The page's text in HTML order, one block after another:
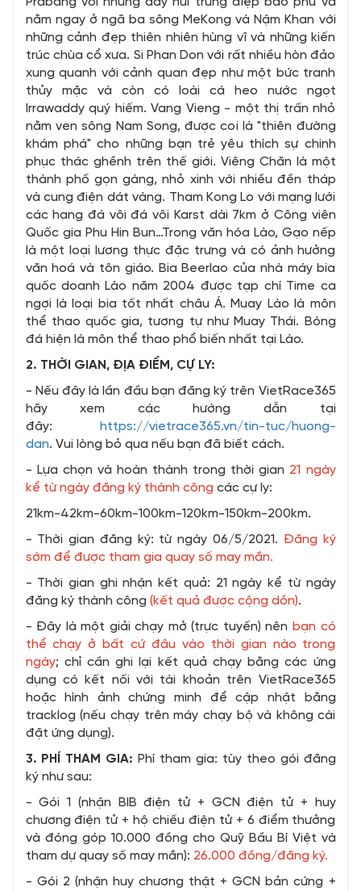
nằm ngay ở ngã ba sông MeKong và Nậm Khan với
những cảnh đẹp thiên nhiên hùng vĩ và những kiến
trúc chùa cổ xưa. Si Phan Don với rất nhiều hòn đảo
xung quanh với cảnh quan đẹp như một bức tranh
thủy mặc và còn có loài cá heo nước ngọt
Irrawaddy quý hiếm. Vang Vieng - một thị trấn nhỏ
nằm ven sông Nam Song, được coi là "thiên đường
khám phá" cho những bạn trẻ yêu thích sự chinh
phục thác ghềnh trên thế giới. Viêng Chăn là một
thành phố gọn gàng, nhỏ xinh với nhiều đền tháp
và cung điện dát vàng. Tham Kong Lo với mạng lưới
các hang đá vôi đá vôi Karst dài 7km ở Công viên
Quốc gia Phu Hin Bun…Trong văn hóa Lào, Gạo nếp
là một loại lương thực đặc trưng và có ảnh hưởng
văn hoá và tôn giáo. Bia Beerlao của nhà máy bia
quốc doanh Lào năm 2004 được tạp chí Time ca
ngợi là loại bia tốt nhất châu Á. Muay Lào là môn
thể thao quốc gia, tương tự như Muay Thái. Bóng
đá hiện là môn thể thao phổ biến nhất tại Lào.
2. THỜI GIAN, ĐỊA ĐIỂM, CỰ LY:
- Nếu đây là lần đầu bạn đăng ký trên VietRace365
hãy xem các hướng dẫn tại
đây:
https://vietrace365.vn/tin-tuc/huong-
dan. Vui lòng bỏ qua nếu bạn đã biết cách.
- Lựa chọn và hoàn thành trong thời gian 21 ngày
kể từ ngày đăng ký thành công các cự ly:
21km-42km-60km-100km-120km-150km-200km.
- Thời gian đăng ký: từ ngày 06/5/2021. Đăng ký
sớm để được tham gia quay số may mắn.
- Thời gian ghi nhận kết quả: 21 ngày kể từ ngày
đăng ký thành công (kết quả được cộng dồn).
- Đây là một giải chạy mở (trực tuyến) nên bạn có
thể chạy ở bất cứ đâu vào thời gian nào trong
ngày; chỉ cần ghi lại kết quả chạy bằng các ứng
dụng có kết nối với tài khoản trên VietRace365
hoặc hình ảnh chứng minh để cập nhật bằng
tracklog (nếu chạy trên máy chạy bộ và không cài
đặt ứng dụng).
3. PHÍ THAM GIA: Phí tham gia: tùy theo gói đăng
ký như sau:
- Gói 1 (nhận BIB điện tử + GCN điện tử + huy
chương điện tử + hộ chiếu điện tử + 6 điểm thưởng
và đóng góp 10.000 đồng cho Quỹ Bầu Bí Việt và
tham dự quay số may mắn): 26.000 đồng/đăng ký.
- Gói 2 (nhận huy chương thật + GCN bản cứng +